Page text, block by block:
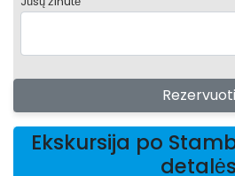
Rezervuoti
Ekskursija po
detalės